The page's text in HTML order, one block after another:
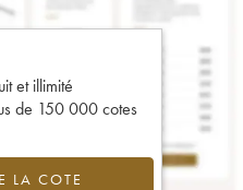
et illimité
de 150 000 cotes
LA COTE